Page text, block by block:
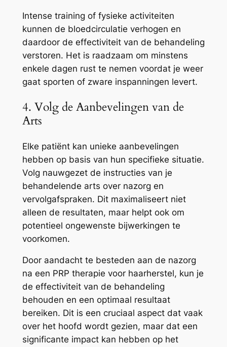
Intense training of fysieke activiteiten
kunnen de bloedcirculatie verhogen en
daardoor de effectiviteit van de behandeling
verstoren. Het is raadzaam om minstens
enkele dagen rust te nemen voordat je weer
gaat sporten of zware inspanningen levert.
4. Volg de Aanbevelingen van de
Arts
Elke patiënt kan unieke aanbevelingen
hebben op basis van hun specifieke situatie.
Volg nauwgezet de instructies van je
behandelende arts over nazorg en
vervolgafspraken. Dit maximaliseert niet
alleen de resultaten, maar helpt ook om
potentieel ongewenste bijwerkingen te
voorkomen.
Door aandacht te besteden aan de nazorg
na een PRP therapie voor haarherstel, kun je
de effectiviteit van de behandeling
behouden en een optimaal resultaat
bereiken. Dit is een cruciaal aspect dat vaak
over het hoofd wordt gezien, maar dat een
significante impact kan hebben op het